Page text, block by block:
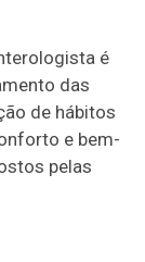
é
das
de hábitos
e bem-
pelas